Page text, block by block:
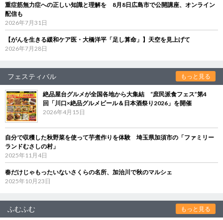
重症筋無力症への正しい知識と理解を 8月8日広島市で公開講座、オンライン
配信も
2026年7月31日
【がんを生きる緩和ケア医・大橋洋平「足し算命」】天空を見上げて
2026年7月28日
フェスティバル もっと見る
絶品屋台グルメが全国各地から大集結 “庶民派食フェス”第4
回「川口×絶品グルメビール＆日本酒祭り2026」を開催
2026年4月15日
自分で収穫した秋野菜を使って芋煮作りを体験 埼玉県加須市の「ファミリー
ランドむさしの村」
2025年11月4日
春だけじゃもったいないさくらの名所、加治川で秋のマルシェ
2025年10月23日
ふむふむ もっと見る